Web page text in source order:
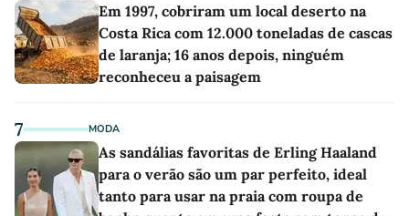
Em 1997, cobriram um local deserto na
Costa Rica com 12.000 toneladas de cascas
de laranja; 16 anos depois, ninguém
reconheceu a paisagem
7 MODA
As sandálias favoritas de Erling Haaland
para o verão são um par perfeito, ideal
tanto para usar na praia com roupa de